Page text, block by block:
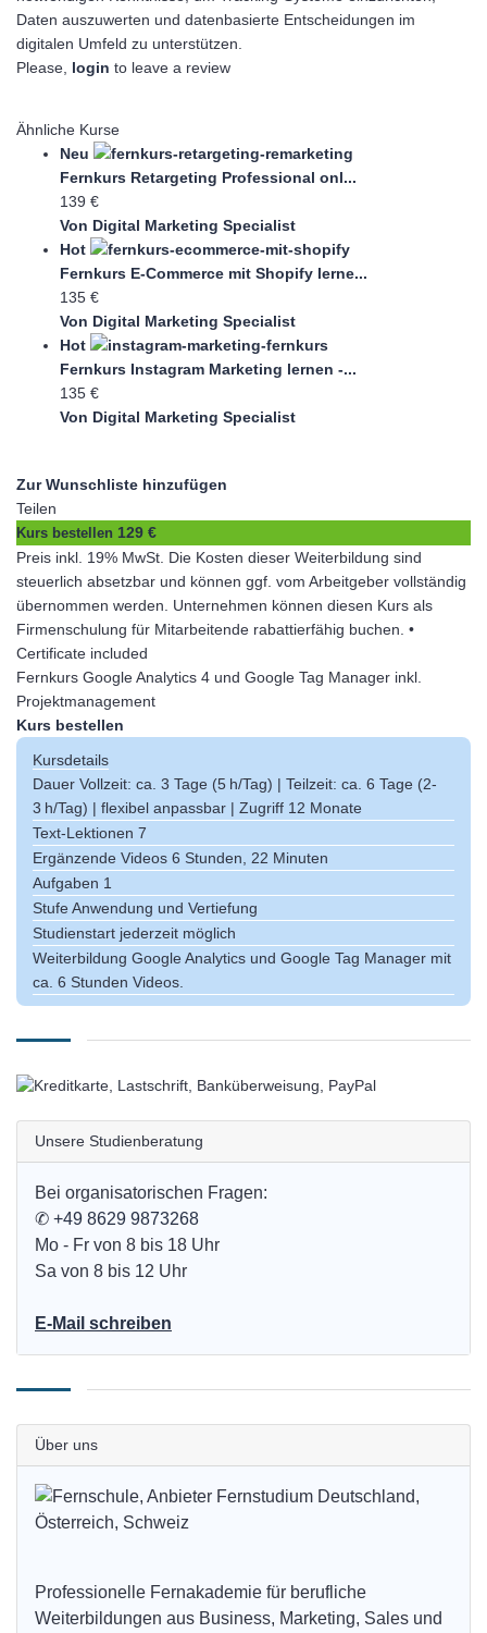
Daten auszuwerten und datenbasierte Entscheidungen im
digitalen Umfeld zu unterstützen.
Please, login to leave a review
Ähnliche Kurse
Neu
Fernkurs Retargeting Professional onl...
139 €
Von Digital Marketing Specialist
Hot
Fernkurs E-Commerce mit Shopify lerne...
135 €
Von Digital Marketing Specialist
Hot
Fernkurs Instagram Marketing lernen -...
135 €
Von Digital Marketing Specialist
Zur Wunschliste hinzufügen
Teilen
Kurs bestellen 129 €
Preis inkl. 19% MwSt. Die Kosten dieser Weiterbildung sind
steuerlich absetzbar und können ggf. vom Arbeitgeber vollständig
übernommen werden. Unternehmen können diesen Kurs als
Firmenschulung für Mitarbeitende rabattierfähig buchen. •
Certificate included
Fernkurs Google Analytics 4 und Google Tag Manager inkl.
Projektmanagement
Kurs bestellen
Kursdetails
Dauer Vollzeit: ca. 3 Tage (5 h/Tag) | Teilzeit: ca. 6 Tage (2-
3 h/Tag) | flexibel anpassbar | Zugriff 12 Monate
Text-Lektionen 7
Ergänzende Videos 6 Stunden, 22 Minuten
Aufgaben 1
Stufe Anwendung und Vertiefung
Studienstart jederzeit möglich
Weiterbildung Google Analytics und Google Tag Manager mit
ca. 6 Stunden Videos.
Unsere Studienberatung
Bei organisatorischen Fragen:
✆ +49 8629 9873268
Mo - Fr von 8 bis 18 Uhr
Sa von 8 bis 12 Uhr
E-Mail schreiben
Über uns
Professionelle Fernakademie für berufliche
Weiterbildungen aus Business, Marketing, Sales und